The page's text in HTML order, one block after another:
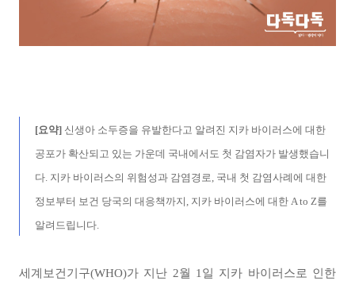
[요약] 신생아 소두증을 유발한다고 알려진 지카 바이러스에 대한
공포가 확산되고 있는 가운데 국내에서도 첫 감염자가 발생했습니
다. 지카 바이러스의 위험성과 감염경로, 국내 첫 감염사례에 대한
정보부터 보건 당국의 대응책까지, 지카 바이러스에 대한 A to Z를
알려드립니다.
세계보건기구(WHO)가 지난 2월 1일 지카 바이러스로 인한